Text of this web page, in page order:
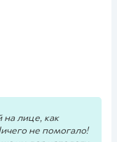
лице, как
не помогало!